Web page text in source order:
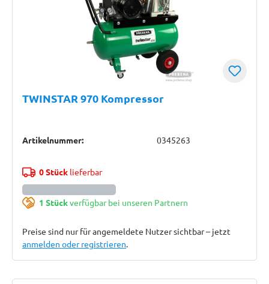
TWINSTAR 970 Kompressor
Artikelnummer: 0345263
0 Stücklieferbar
1 Stückverfügbar bei unseren Partnern
Preise sind nur für angemeldete Nutzer sichtbar – jetzt
anmelden oder registrieren.